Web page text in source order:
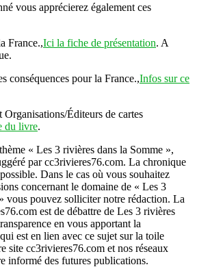
vous apprécierez également ces
France.,Ici la fiche de présentation. A
conséquences pour la France.,Infos sur ce
Organisations/Éditeurs de cartes
du livre.
« Les 3 rivières dans la Somme »,
par cc3rivieres76.com. La chronique
Dans le cas où vous souhaitez
concernant le domaine de « Les 3
vous pouvez solliciter notre rédaction. La
est de débattre de Les 3 rivières
en vous apportant la
est en lien avec ce sujet sur la toile
site cc3rivieres76.com et nos réseaux
informé des futures publications.